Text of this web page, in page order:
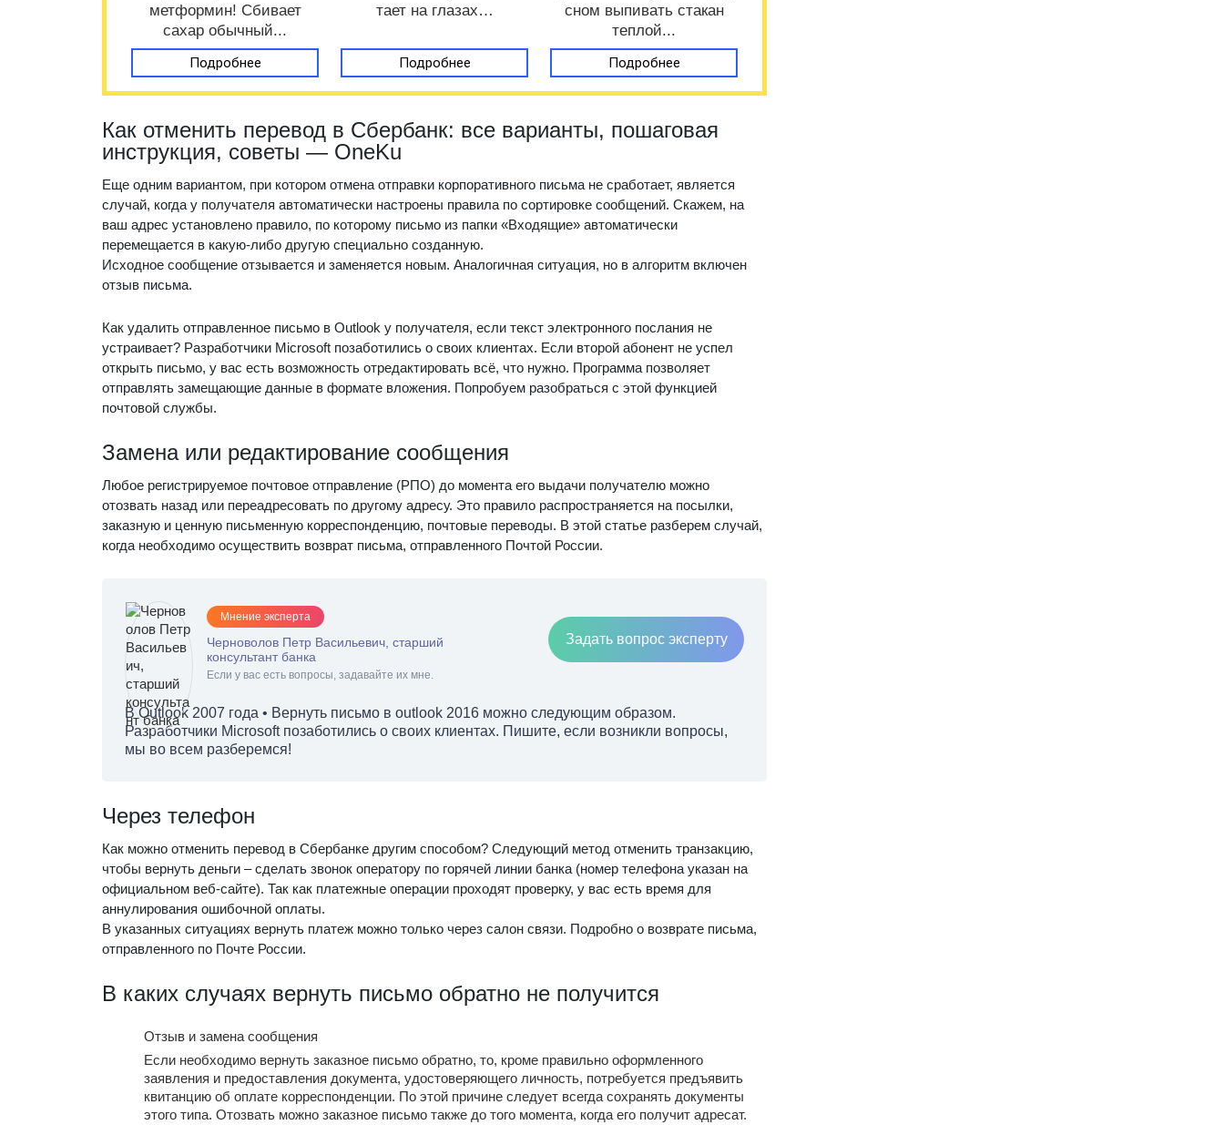
метформин! Сбивает
сахар обычный...
Подробнее
тает на глазах…
Подробнее
сном выпивать стакан
теплой...
Подробнее
Как отменить перевод в Сбербанк: все варианты, пошаговая
инструкция, советы — OneKu
Еще одним вариантом, при котором отмена отправки корпоративного письма не сработает, является
случай, когда у получателя автоматически настроены правила по сортировке сообщений. Скажем, на
ваш адрес установлено правило, по которому письмо из папки «Входящие» автоматически
перемещается в какую-либо другую специально созданную.
Исходное сообщение отзывается и заменяется новым. Аналогичная ситуация, но в алгоритм включен
отзыв письма.
Как удалить отправленное письмо в Outlook у получателя, если текст электронного послания не
устраивает? Разработчики Microsoft позаботились о своих клиентах. Если второй абонент не успел
открыть письмо, у вас есть возможность отредактировать всё, что нужно. Программа позволяет
отправлять замещающие данные в формате вложения. Попробуем разобраться с этой функцией
почтовой службы.
Замена или редактирование сообщения
Любое регистрируемое почтовое отправление (РПО) до момента его выдачи получателю можно
отозвать назад или переадресовать по другому адресу. Это правило распространяется на посылки,
заказную и ценную письменную корреспонденцию, почтовые переводы. В этой статье разберем случай,
когда необходимо осуществить возврат письма, отправленного Почтой России.
Мнение эксперта
Черноволов Петр Васильевич, старший
консультант банка
Если у вас есть вопросы, задавайте их мне.
Задать вопрос эксперту
В Outlook 2007 года • Вернуть письмо в outlook 2016 можно следующим образом.
Разработчики Microsoft позаботились о своих клиентах. Пишите, если возникли вопросы,
мы во всем разберемся!
Через телефон
Как можно отменить перевод в Сбербанке другим способом? Следующий метод отменить транзакцию,
чтобы вернуть деньги – сделать звонок оператору по горячей линии банка (номер телефона указан на
официальном веб-сайте). Так как платежные операции проходят проверку, у вас есть время для
аннулирования ошибочной оплаты.
В указанных ситуациях вернуть платеж можно только через салон связи. Подробно о возврате письма,
отправленного по Почте России.
В каких случаях вернуть письмо обратно не получится
Отзыв и замена сообщения
Если необходимо вернуть заказное письмо обратно, то, кроме правильно оформленного
заявления и предоставления документа, удостоверяющего личность, потребуется предъявить
квитанцию об оплате корреспонденции. По этой причине следует всегда сохранять документы
этого типа. Отозвать можно заказное письмо также до того момента, когда его получит адресат.